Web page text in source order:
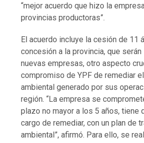
“mejor acuerdo que hizo la
provincias productoras”.
El acuerdo incluye la cesión de 11
concesión a la provincia, que
nuevas empresas, otro aspecto
compromiso de YPF de remediar
ambiental generado por sus
región. “La empresa se
plazo no mayor a los 5 años, tiene
cargo de remediar, con un plan de
ambiental”, afirmó. Para ello, se